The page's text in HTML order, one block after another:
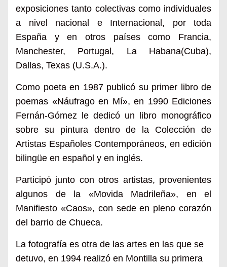
exposiciones tanto colectivas como individuales
a nivel nacional e Internacional, por toda
España y en otros países como Francia,
Manchester, Portugal, La Habana(Cuba),
Dallas, Texas (U.S.A.).
Como poeta en 1987 publicó su primer libro de
poemas «Náufrago en Mí», en 1990 Ediciones
Fernán-Gómez le dedicó un libro monográfico
sobre su pintura dentro de la Colección de
Artistas Españoles Contemporáneos, en edición
bilingüe en español y en inglés.
Participó junto con otros artistas, provenientes
algunos de la «Movida Madrileña», en el
Manifiesto «Caos», con sede en pleno corazón
del barrio de Chueca.
La fotografía es otra de las artes en las que se
detuvo, en 1994 realizó en Montilla su primera